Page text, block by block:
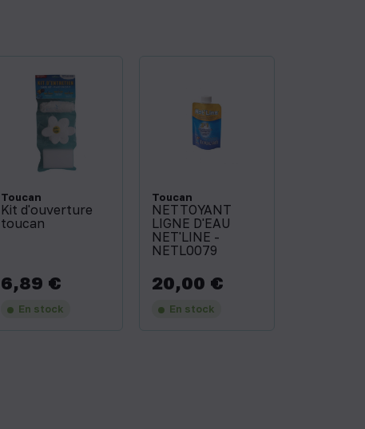
Toucan
Kit d'ouverture
toucan
Prix
6,89 €
En stock
Toucan
NETTOYANT
LIGNE D'EAU
NET'LINE -
NETL0079
Prix
20,00 €
En stock